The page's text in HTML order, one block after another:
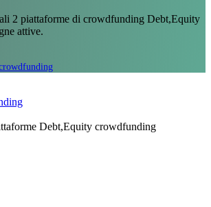
2 piattaforme di crowdfunding Debt,Equity
attive.
Debt,Equity crowdfunding